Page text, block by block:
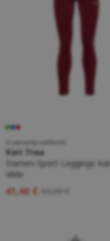
4 varianty velikosti
Kari Traa
Damen-Sport-Leggings
Vilde
41,40 €